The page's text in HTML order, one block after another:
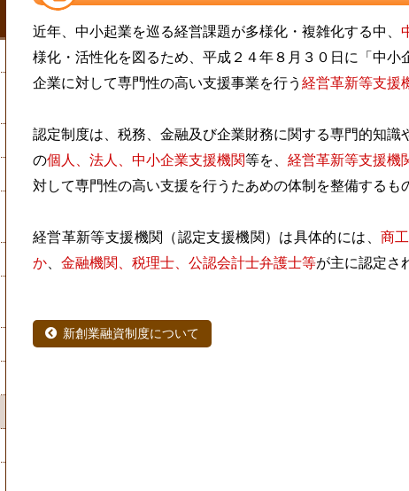
近年、中小起業を巡る経営課題が多様化・複雑化する中、
様化・活性化を図るため、平成２４年８月３０日に「中
企業に対して専門性の高い支援事業を行う 経営革新等支援
認定制度は、税務、金融及び企業財務に関する専門的知識
の個人、法人、中小企業支援機関等を、 経営革新等支援機
対して専門性の高い支援を行うたあめの体制を整備するも
経営革新等支援機関（認定支援機関）は具体的には、 商
か
金融機関、税理士、公認会計士弁護士等が主に認定さ
新創業融資制度について